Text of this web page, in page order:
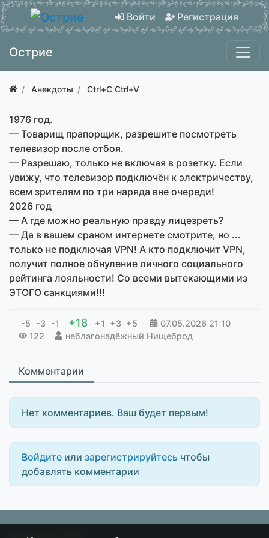
Войти Регистрация
Острие
Анекдоты Ctrl+C Ctrl+V
1976 год.
— Товарищ прапорщик, разрешите посмотреть
телевизор после отбоя.
— Разрешаю, только не включая в розетку. Если
увижу, что телевизор подключён к электричеству,
всем зрителям по три наряда вне очереди!
2026 год
— А где можно реальную правду лицезреть?
— Да в вашем сраном интернете смотрите, но ...
только не подключая VPN! А кто подключит VPN,
получит полное обнуление личного социального
рейтинга лояльности! Со всеми вытекающими из
ЭТОГО санкциями!!!
-5 -3 -1 +18 +1 +3 +5 07.05.2026 21:10
122
неблагонадёжный Нищеброд
Комментарии
Нет комментариев. Ваш будет первым!
Войдите или зарегистрируйтесь чтобы
добавлять комментарии